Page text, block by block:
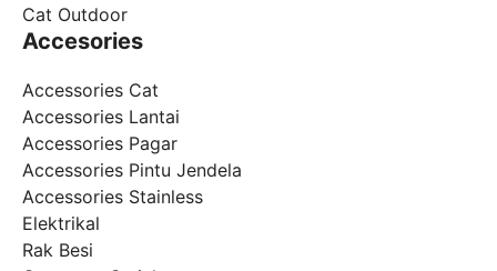
Cat Outdoor
Accesories
Accessories Cat
Accessories Lantai
Accessories Pagar
Accessories Pintu Jendela
Accessories Stainless
Elektrikal
Rak Besi